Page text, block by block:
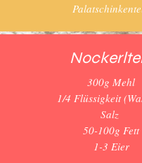
300g Mehl
1/4 Flüssigkeit
Salz
50-100g Fett
1-3 Eier